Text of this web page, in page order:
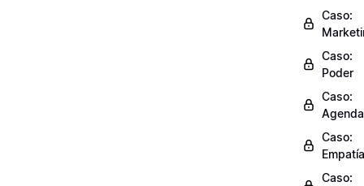
Caso:
Caso:
Poder
Caso:
Agenda
Caso:
Empatía
Caso: